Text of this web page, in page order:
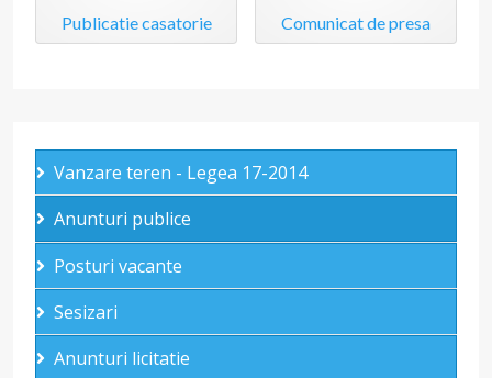
Publicatie casatorie Comunicat de presa
Vanzare teren - Legea 17-2014
Anunturi publice
Posturi vacante
Sesizari
Anunturi licitatie